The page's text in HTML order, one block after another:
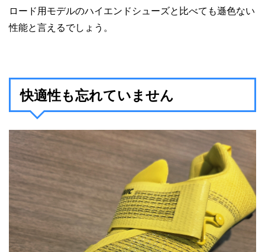
ロード用モデルのハイエンドシューズと比べても遜色ない
性能と言えるでしょう。
快適性も忘れていません